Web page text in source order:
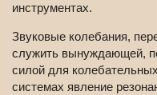
инструментах.
Звуковые колебания,
служить вынуждающей,
силой для
системах явление